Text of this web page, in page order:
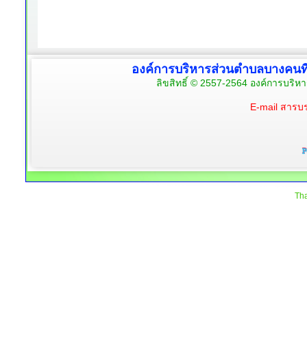
องค์การบริหารส่วนตำบลบางคน
ลิขสิทธิ์ © 2557-2564 องค์การบริ
E-mail สาร